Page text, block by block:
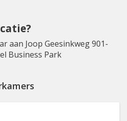
aan Joop Geesinkweg 901-
Business Park